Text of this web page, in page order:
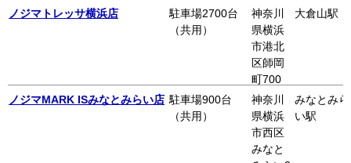
-1 らら
ぽーと
横浜内
サウス
コート
3階
ノジマトレッサ横浜店
駐車場2700台
（共用）
神奈川
県横浜
市港北
区師岡
町700
番地 ト
レッサ
横浜南
棟 3F
大倉山駅
ノジマMARK ISみなとみらい店 駐車場900台
（共用）
神奈川
県横浜
市西区
みなと
みなとみら
い駅